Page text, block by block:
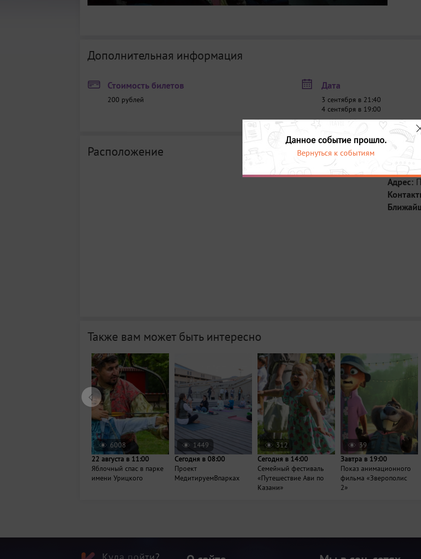
Дополнительная информация
Стоимость билетов
200 рублей
Дата
3 сентября в 21:40
4 сентября в 19:00
Расположение
Место:
Адрес:
Также вам может быть интересно
6008
22 августа в 11:00
Яблочный спас в парке
имени Урицкого
1449
Сегодня в 08:00
Проект
МедитируемВпарках
312
Сегодня в 14:00
Семейный фестиваль
«Путешествие Ави по
Казани»
39
Завтра в 19:00
Показ анимационного
фильма «Зверополис
2»
Данное событие прошло.
Вернуться к событиям